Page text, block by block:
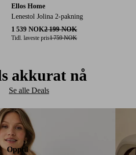
Ellos Home
Lenestol Jolina 2-pakning
1 539 NOK2 199 NOK
Tidl. laveste pris1 759 NOK
akkurat nå
Se alle Deals
Opptil